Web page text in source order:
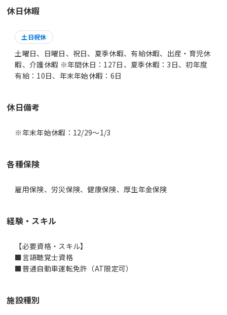
休日休暇
土日祝休
土曜日、日曜日、祝日、夏季休暇、有給休暇、出産・育児休
暇、介護休暇 ※年間休日：127日、夏季休暇：3日、初年度
有給：10日、年末年始休暇：6日
休日備考
※年末年始休暇：12/29～1/3
各種保険
雇用保険、労災保険、健康保険、厚生年金保険
経験・スキル
【必要資格・スキル】
■言語聴覚士資格
■普通自動車運転免許（AT限定可）
施設種別